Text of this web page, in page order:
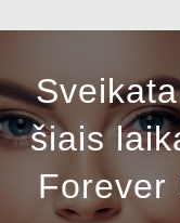
šiais
Forever